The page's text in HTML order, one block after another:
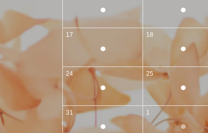
● ●
17
●
18
●
24
●
25
●
31
●
1
●